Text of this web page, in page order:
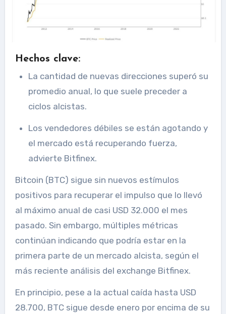
Hechos clave:
La cantidad de nuevas direcciones superó su
promedio anual, lo que suele preceder a
ciclos alcistas.
Los vendedores débiles se están agotando y
el mercado está recuperando fuerza,
advierte Bitfinex.
Bitcoin (BTC) sigue sin nuevos estímulos
positivos para recuperar el impulso que lo llevó
al máximo anual de casi USD 32.000 el mes
pasado. Sin embargo, múltiples métricas
continúan indicando que podría estar en la
primera parte de un mercado alcista, según el
más reciente análisis del exchange Bitfinex.
En principio, pese a la actual caída hasta USD
28.700, BTC sigue desde enero por encima de su